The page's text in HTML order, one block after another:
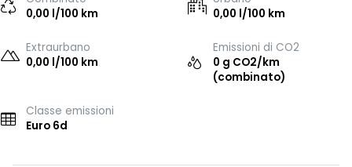
0,00 l/100 km
0,00 l/100 km
Extraurbano
0,00 l/100 km
Emissioni di CO2
0 g CO2/km
(combinato)
Classe emissioni
Euro 6d